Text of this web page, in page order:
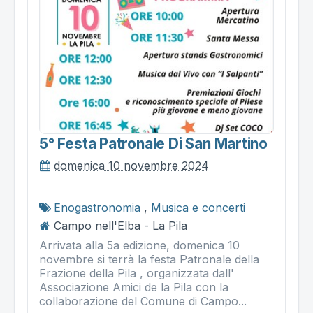
5° Festa Patronale Di San Martino
domenica 10 novembre 2024
Enogastronomia , Musica e concerti
Campo nell'Elba - La Pila
Arrivata alla 5a edizione, domenica 10
novembre si terrà la festa Patronale della
Frazione della Pila , organizzata dall'
Associazione Amici de la Pila con la
collaborazione del Comune di Campo...